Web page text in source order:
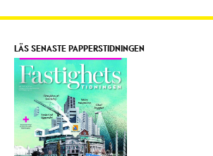
LÄS SENASTE PAPPERSTIDNINGEN